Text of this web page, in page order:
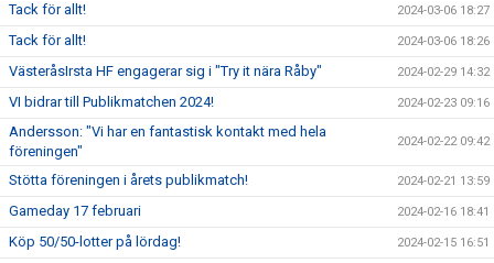
Tack för allt! 2024-03-06 18:27
Tack för allt! 2024-03-06 18:26
VästeråsIrsta HF engagerar sig i "Try it nära Råby" 2024-02-29 14:32
VI bidrar till Publikmatchen 2024! 2024-02-23 09:16
Andersson: "Vi har en fantastisk kontakt med hela
föreningen"
2024-02-22 09:42
Stötta föreningen i årets publikmatch! 2024-02-21 13:59
Gameday 17 februari 2024-02-16 18:41
Köp 50/50-lotter på lördag! 2024-02-15 16:51